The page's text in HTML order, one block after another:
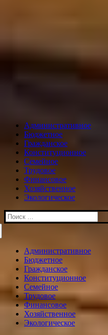
Административное
Бюджетное
Гражданское
Конституционное
Семейное
Трудовое
Финансовое
Хозяйственное
Экологическое
Искать:
Административное
Бюджетное
Гражданское
Конституционное
Семейное
Трудовое
Финансовое
Хозяйственное
Экологическое